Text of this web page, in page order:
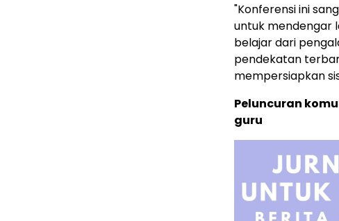
"Konferensi ini
untuk mendengar
belajar dari
pendekatan
mempersiapkan
Peluncuran
guru